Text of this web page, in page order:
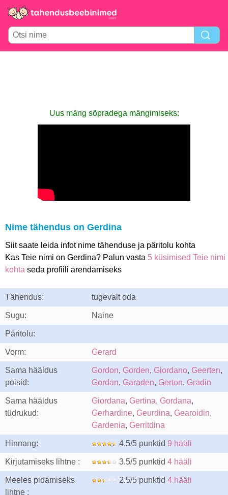
Uus mäng sõpradega mängimiseks:
Nime tähendus on Gerdina
Siit saate leida infot nime tähenduse ja päritolu kohta
Kas Teie nimi on Gerdina? Palun vasta 5 küsimised Teie nimi
kohta seda profiili arendamiseks
Tähendus: tugevalt oda
Sugu: Naine
Päritolu:
Vorm: Gerard
Sama hääldus
poisid:
Gordon, Gorden, Giordano, Geerten,
Gordan, Garaden, Gerton, Gradin
Sama hääldus
tüdrukud:
Giordana, Gertina, Gordana,
Gerhardine, Geurdina, Gearoidin,
Gardenia, Gerritdina
Hinnang: 4.5/5 punktid 9 hääli
Kirjutamiseks lihtne : 3.5/5 punktid 4 hääli
Meeles pidamiseks
lihtne :
2.5/5 punktid 4 hääli